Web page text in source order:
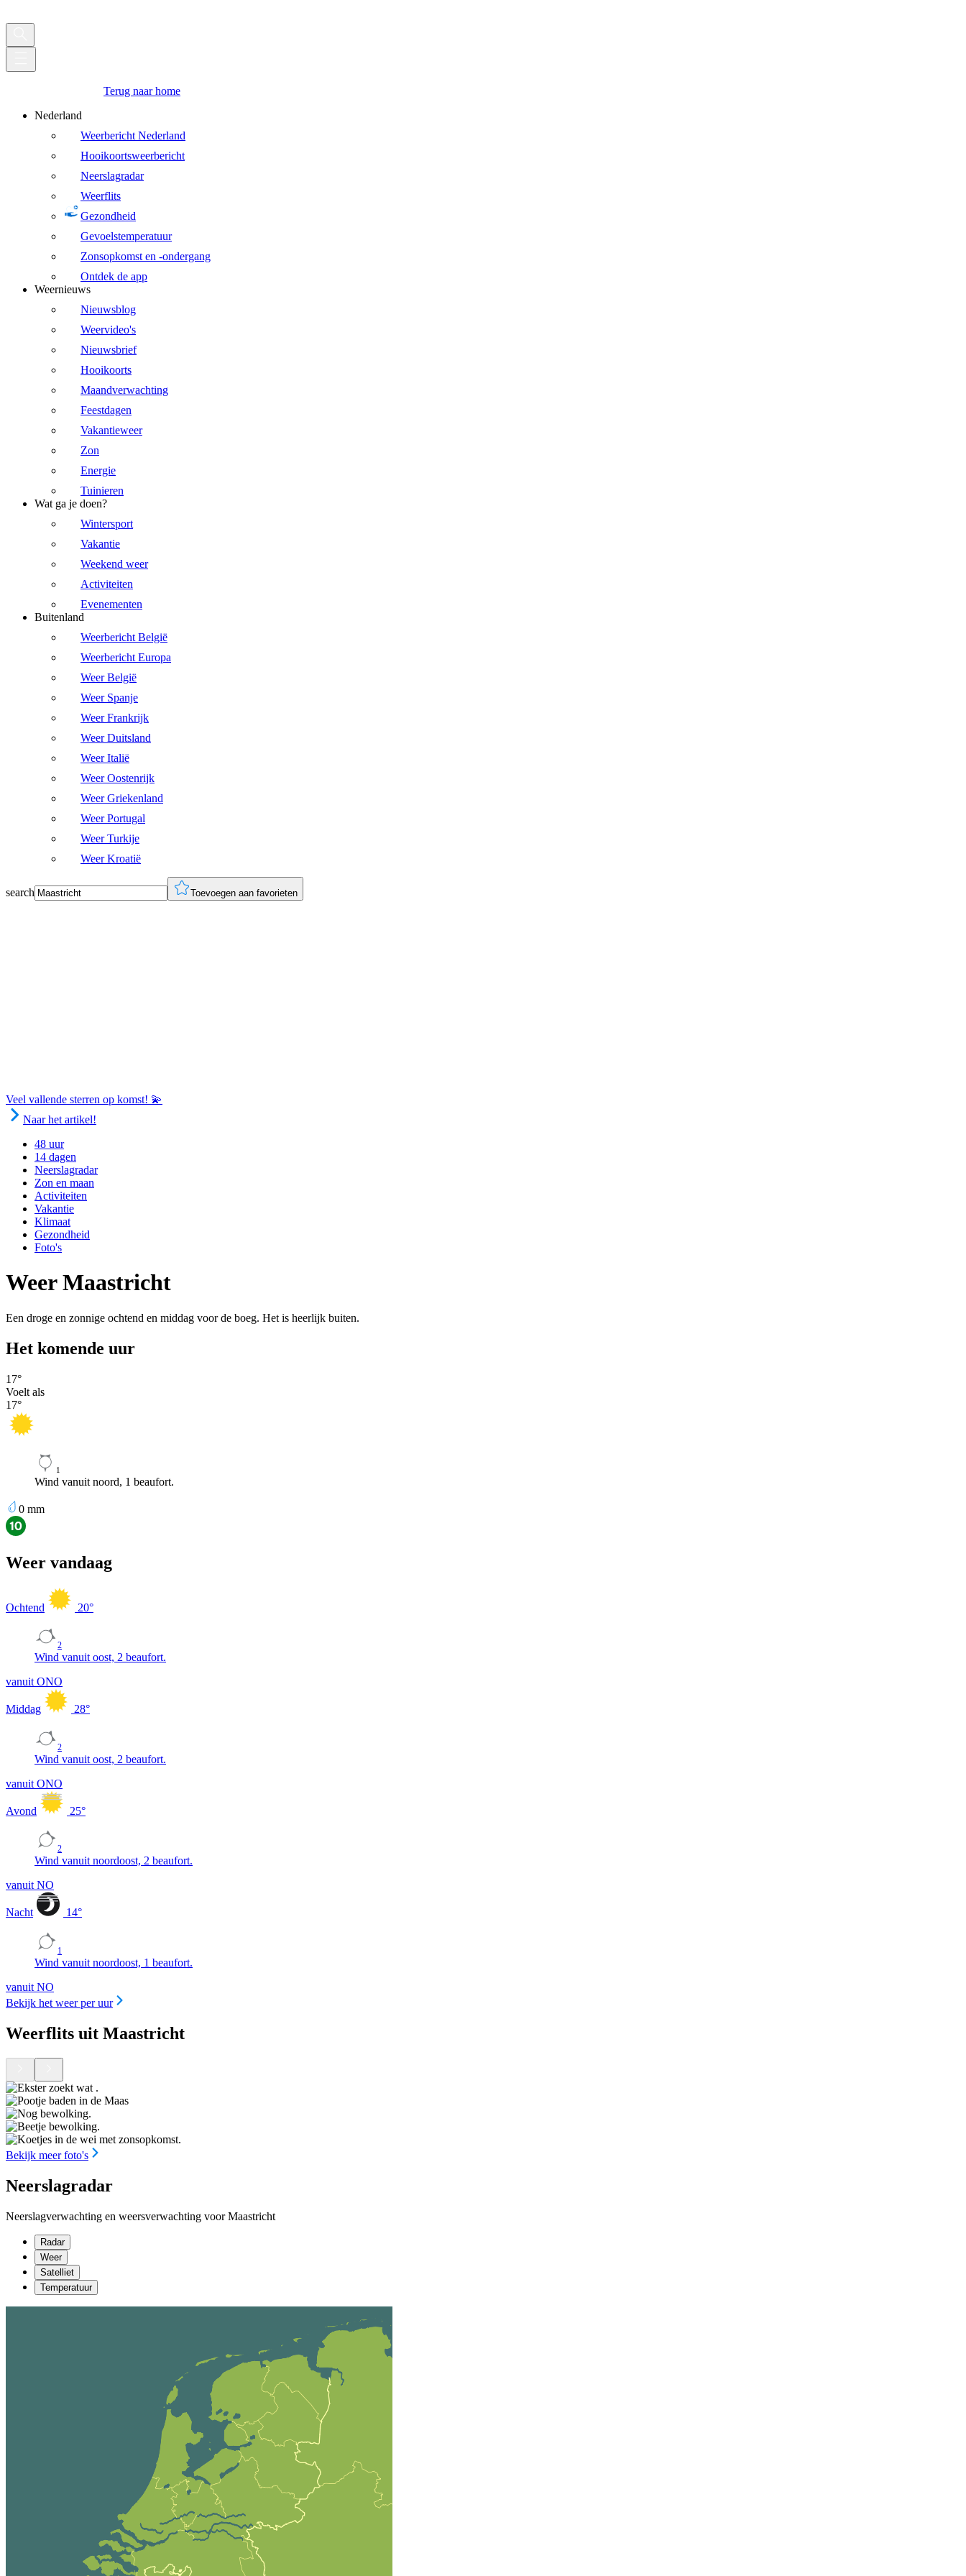
Terug naar home
Nederland
Weerbericht Nederland
Hooikoortsweerbericht
Neerslagradar
Weerflits
Gezondheid
Gevoelstemperatuur
Zonsopkomst en -ondergang
Ontdek de app
Weernieuws
Nieuwsblog
Weervideo's
Nieuwsbrief
Hooikoorts
Maandverwachting
Feestdagen
Vakantieweer
Zon
Energie
Tuinieren
Wat ga je doen?
Wintersport
Vakantie
Weekend weer
Activiteiten
Evenementen
Buitenland
Weerbericht België
Weerbericht Europa
Weer België
Weer Spanje
Weer Frankrijk
Weer Duitsland
Weer Italië
Weer Oostenrijk
Weer Griekenland
Weer Portugal
Weer Turkije
Weer Kroatië
search Toevoegen aan favorieten
Veel vallende sterren op komst! 💫
Naar het artikel!
48 uur
14 dagen
Neerslagradar
Zon en maan
Activiteiten
Vakantie
Klimaat
Gezondheid
Foto's
Weer Maastricht
Een droge en zonnige ochtend en middag voor de boeg. Het is heerlijk buiten.
Het komende uur
17°
Voelt als
17°
1
Wind vanuit noord, 1 beaufort.
0 mm
Weer vandaag
Ochtend 20°
2
Wind vanuit oost, 2 beaufort.
vanuit ONO
Middag 28°
2
Wind vanuit oost, 2 beaufort.
vanuit ONO
Avond 25°
2
Wind vanuit noordoost, 2 beaufort.
vanuit NO
Nacht 14°
1
Wind vanuit noordoost, 1 beaufort.
vanuit NO
Bekijk het weer per uur
Weerflits uit Maastricht
Bekijk meer foto's
Neerslagradar
Neerslagverwachting en weersverwachting voor Maastricht
Radar
Weer
Satelliet
Temperatuur